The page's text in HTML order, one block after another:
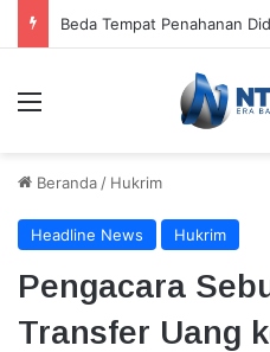
Menu
Beranda / Hukrim
Headline News Hukrim
Pengacara
Transfer Uang